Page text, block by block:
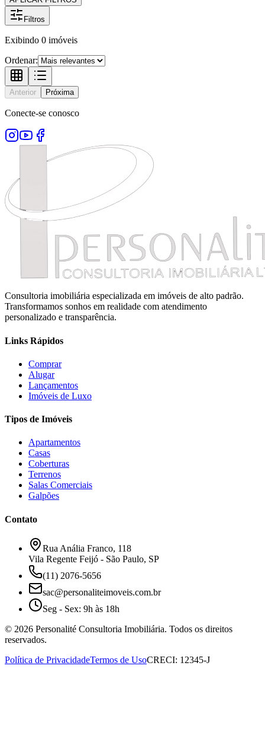
Filtros
Exibindo 0 imóveis
Ordenar:
Anterior Próxima
Conecte-se conosco
Consultoria imobiliária especializada em imóveis de alto padrão.
Transformamos sonhos em realidade com atendimento
personalizado e transparência.
Links Rápidos
Comprar
Alugar
Lançamentos
Imóveis de Luxo
Tipos de Imóveis
Apartamentos
Casas
Coberturas
Terrenos
Salas Comerciais
Galpões
Contato
Rua Anália Franco, 118
Vila Regente Feijó - São Paulo, SP
(11) 2076-5656
sac@personaliteimoveis.com.br
Seg - Sex: 9h às 18h
© 2026 Personalité Consultoria Imobiliária. Todos os direitos
reservados.
Política de PrivacidadeTermos de UsoCRECI: 12345-J